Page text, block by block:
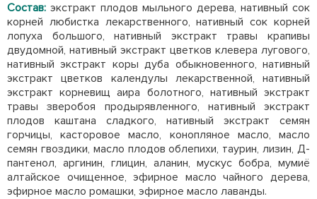
Состав: экстракт плодов мыльного дерева, нативный сок
корней любистка лекарственного, нативный сок корней
лопуха большого, нативный экстракт травы крапивы
двудомной, нативный экстракт цветков клевера лугового,
нативный экстракт коры дуба обыкновенного, нативный
экстракт цветков календулы лекарственной, нативный
экстракт корневищ аира болотного, нативный экстракт
травы зверобоя продырявленного, нативный экстракт
плодов каштана сладкого, нативный экстракт семян
горчицы, касторовое масло, конопляное масло, масло
семян гвоздики, масло плодов облепихи, таурин, лизин, Д-
пантенол, аргинин, глицин, аланин, мускус бобра, мумиё
алтайское очищенное, эфирное масло чайного дерева,
эфирное масло ромашки, эфирное масло лаванды.